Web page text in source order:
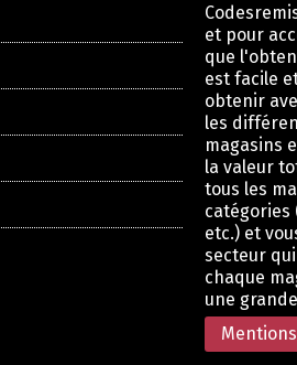
et pour
que
est facile
obtenir
les
magasins
la valeur
tous les
catégories
etc.) et
secteur
chaque
une